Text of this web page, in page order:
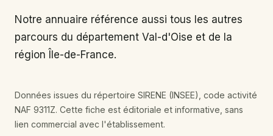
Notre annuaire référence aussi tous les autres
parcours du département Val-d'Oise et de la
région Île-de-France.
Données issues du répertoire SIRENE (INSEE), code activité
NAF 9311Z. Cette fiche est éditoriale et informative, sans
lien commercial avec l'établissement.